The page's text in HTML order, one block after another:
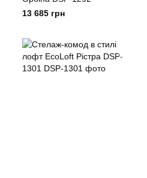
13 685 грн